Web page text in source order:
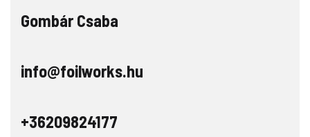
Gombár Csaba
info@foilworks.hu
+36209824177